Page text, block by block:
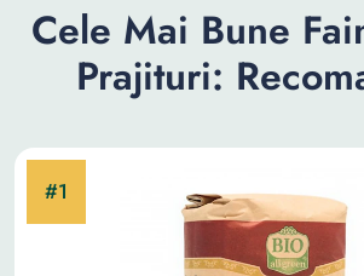
Cele Mai Bune
Prajituri: